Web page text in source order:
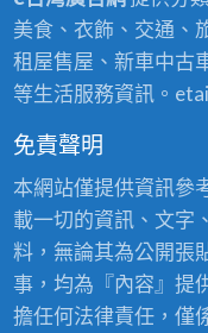
美食、衣飾、交通、
租屋售屋、新車中古
等生活服務資訊。
免責聲明
本網站僅提供資訊參
載一切的資訊、文字
料，無論其為公開張
事，均為『內容』提
擔任何法律責任，僅